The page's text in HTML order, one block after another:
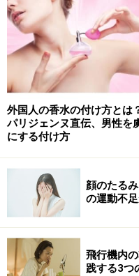
手が乾燥して赤く炎症
れているとき、皮がむ
刺激に対していつも
す。普段ならなんてこ
にとっては負担が大き
につながることも。
乾燥が気になりだした
ましょう。洗い物、お
袋を着用、水仕事以外
あげると良いでしょう。
私が出会った驚くほど
外国人の香水の付け方とは
パリジェンヌ直伝、男性を
にする付け方
顔のたる
の運動不
飛行機内
践する3つ